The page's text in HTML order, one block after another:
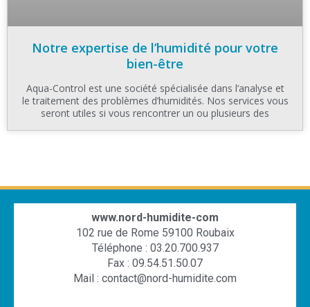
Notre expertise de l’humidité pour votre
bien-être
Aqua-Control est une société spécialisée dans l’analyse et
le traitement des problèmes d’humidités. Nos services vous
seront utiles si vous rencontrer un ou plusieurs des
www.nord-humidite-com
102 rue de Rome 59100 Roubaix
Téléphone : 03.20.700.937
Fax : 09.54.51.50.07
Mail : contact@nord-humidite.com